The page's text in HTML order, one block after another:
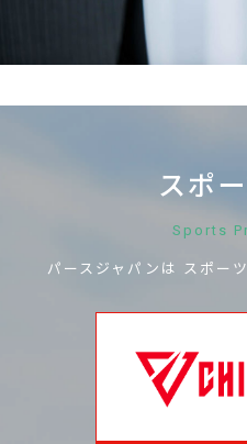
スポ
Sports
パースジャパンは スポー